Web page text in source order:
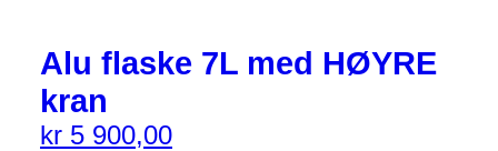
Alu flaske 7L med HØYRE
kran
kr 5 900,00